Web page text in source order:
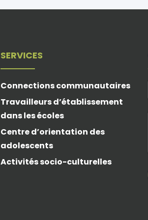
SERVICES
Connections communautaires
Travailleurs d’établissement
dans les écoles
Centre d’orientation des
adolescents
Activités socio-culturelles